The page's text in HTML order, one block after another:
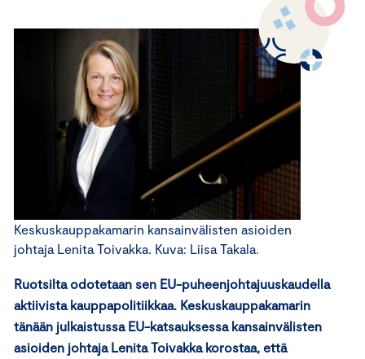
Keskuskauppakamarin kansainvälisten asioiden
johtaja Lenita Toivakka. Kuva: Liisa Takala.
Ruotsilta odotetaan sen EU-puheenjohtajuuskaudella
aktiivista kauppapolitiikkaa. Keskuskauppakamarin
tänään julkaistussa EU-katsauksessa kansainvälisten
asioiden johtaja Lenita Toivakka korostaa, että